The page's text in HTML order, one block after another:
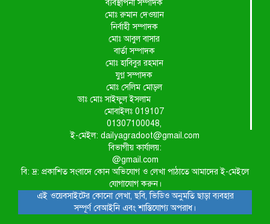
ব্যবস্থাপনা সম্পাদক
মোঃ রুমান দেওয়ান
নির্বাহী সম্পাদক
মোঃ আবুল বাসার
বার্তা সম্পাদক
মোঃ হাবিবুর রহমান
যুগ্ন সম্পাদক
মোঃ সেলিম মোড়ল
ডাঃ মোঃ সাইফুল ইসলাম
মোবাইলঃ 019107
01307100048,
ই-মেইল: dailyagradoot@gmail.com
বিভাগীয় কার্যালয়:
@gmail.com
বি: দ্র: প্রকাশিত সংবাদে কোন অভিযোগ ও লেখা পাঠাতে আমাদের ই-মেইলে
যোগাযোগ করুন।
এই ওয়েবসাইটের কোনো লেখা, ছবি, ভিডিও অনুমতি ছাড়া ব্যবহার
সম্পূর্ণ বেআইনি এবং শাস্তিযোগ্য অপরাধ।